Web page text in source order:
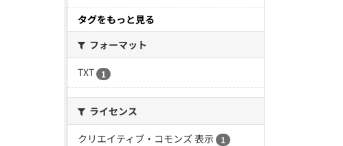
タグをもっと見る
フォーマット
TXT
1
ライセンス
クリエイティブ・コモンズ 表示
1